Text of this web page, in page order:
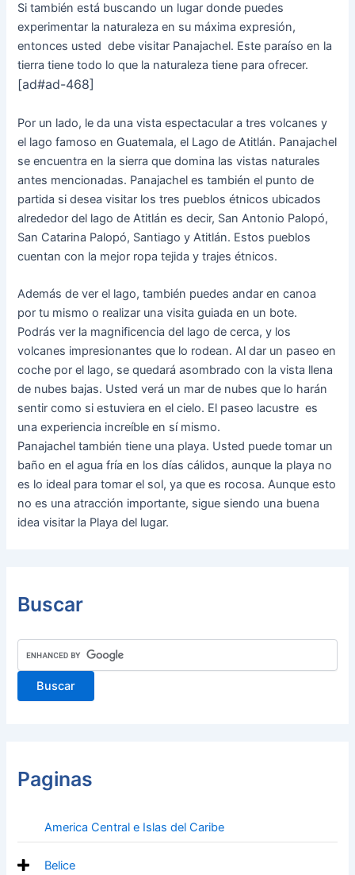
Si también está buscando un lugar donde puedes
experimentar la naturaleza en su máxima expresión,
entonces usted debe visitar Panajachel. Este paraíso en la
tierra tiene todo lo que la naturaleza tiene para ofrecer.
[ad#ad-468]
Por un lado, le da una vista espectacular a tres volcanes y
el lago famoso en Guatemala, el Lago de Atitlán. Panajachel
se encuentra en la sierra que domina las vistas naturales
antes mencionadas. Panajachel es también el punto de
partida si desea visitar los tres pueblos étnicos ubicados
alrededor del lago de Atitlán es decir, San Antonio Palopó,
San Catarina Palopó, Santiago y Atitlán. Estos pueblos
cuentan con la mejor ropa tejida y trajes étnicos.
Además de ver el lago, también puedes andar en canoa
por tu mismo o realizar una visita guiada en un bote.
Podrás ver la magnificencia del lago de cerca, y los
volcanes impresionantes que lo rodean. Al dar un paseo en
coche por el lago, se quedará asombrado con la vista llena
de nubes bajas. Usted verá un mar de nubes que lo harán
sentir como si estuviera en el cielo. El paseo lacustre es
una experiencia increíble en sí mismo.
Panajachel también tiene una playa. Usted puede tomar un
baño en el agua fría en los días cálidos, aunque la playa no
es lo ideal para tomar el sol, ya que es rocosa. Aunque esto
no es una atracción importante, sigue siendo una buena
idea visitar la Playa del lugar.
Buscar
Paginas
America Central e Islas del Caribe
Belice